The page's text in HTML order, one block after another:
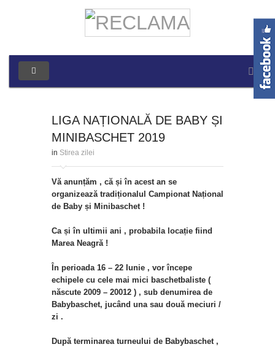
LIGA NAȚIONALĂ DE BABY ȘI
MINIBASCHET 2019
in Stirea zilei
Vă anunțăm , că și în acest an se
organizează tradiționalul Campionat Național
de Baby și Minibaschet !
Ca și în ultimii ani , probabila locație fiind
Marea Neagră !
În perioada 16 – 22 Iunie , vor începe
echipele cu cele mai mici baschetbaliste (
născute 2009 – 20012 ) , sub denumirea de
Babybaschet, jucând una sau două meciuri /
zi .
După terminarea turneului de Babybaschet ,